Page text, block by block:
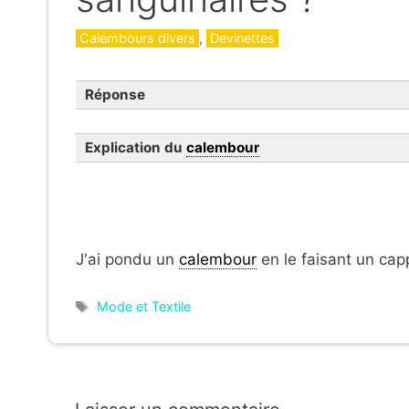
Catégories
Calembours divers , Devinettes
Réponse
Explication du calembour
J'ai pondu un calembour en le faisant un
Étiquettes
Mode et Textile